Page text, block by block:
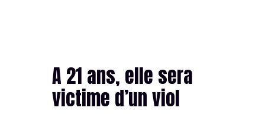
A 21 ans, elle sera
victime d’un viol